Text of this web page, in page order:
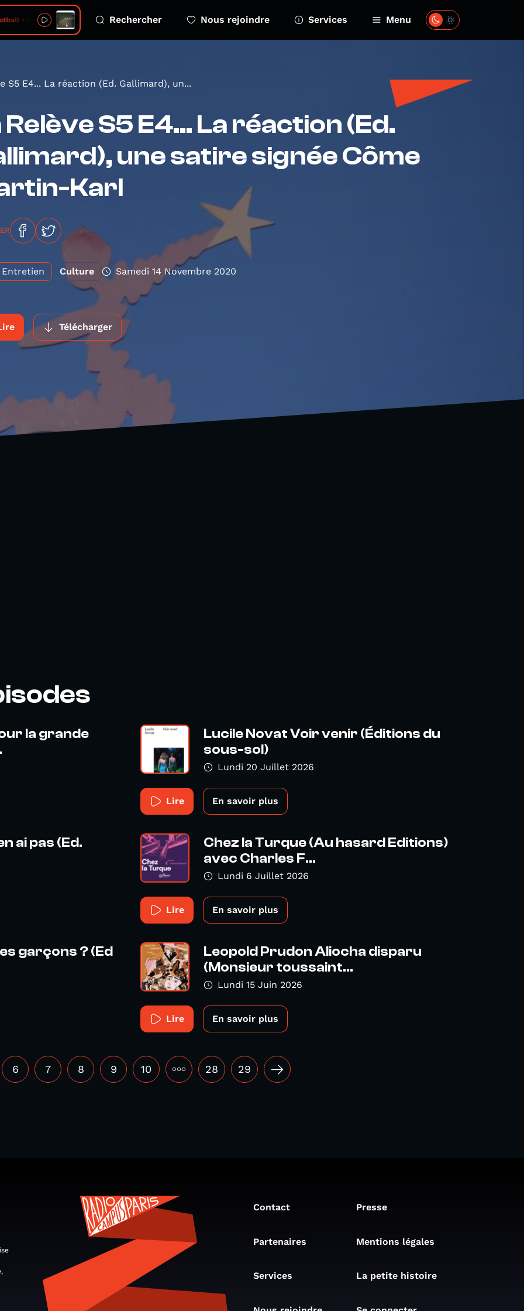
• Never Meant Rechercher Nous rejoindre Services Menu
S5 E4... La réaction (Ed. Gallimard), un...
Relève S5 E4... La réaction (Ed.
une satire signée Côme
Karl
Entretien Culture Samedi 14 Novembre 2020
Télécharger
la grande
Lucile Novat Voir venir (Éditions du
sous-sol)
Lundi 20 Juillet 2026
Lire En savoir plus
ai pas (Ed.
Chez la Turque (Au hasard Editions)
avec Charles F...
Lundi 6 Juillet 2026
Lire En savoir plus
garçons ? (Ed
Leopold Prudon Aliocha disparu
(Monsieur toussaint...
Lundi 15 Juin 2026
Lire En savoir plus
6 7 8 9 10 ••• 28 29
Contact Presse
Partenaires Mentions légales
Services La petite histoire